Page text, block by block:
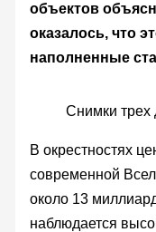
объектов
оказалось, что
наполненные
Снимки трех
В окрестностях
современной
около 13
наблюдается